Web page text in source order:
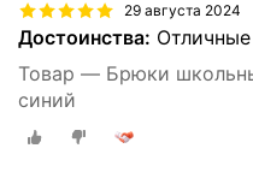
29 августа 2024
Достоинства:
Товар — Брюки
синий